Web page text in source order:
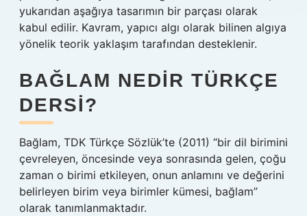
yukarıdan aşağıya tasarımın bir parçası olarak
kabul edilir. Kavram, yapıcı algı olarak bilinen algıya
yönelik teorik yaklaşım tarafından desteklenir.
BAĞLAM NEDIR TÜRKÇE
DERSI?
Bağlam, TDK Türkçe Sözlük’te (2011) “bir dil birimini
çevreleyen, öncesinde veya sonrasında gelen, çoğu
zaman o birimi etkileyen, onun anlamını ve değerini
belirleyen birim veya birimler kümesi, bağlam”
olarak tanımlanmaktadır.